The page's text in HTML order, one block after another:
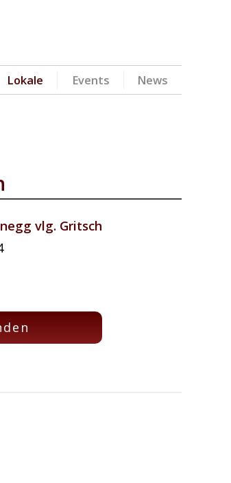
Lokale Events News
vlg. Gritsch